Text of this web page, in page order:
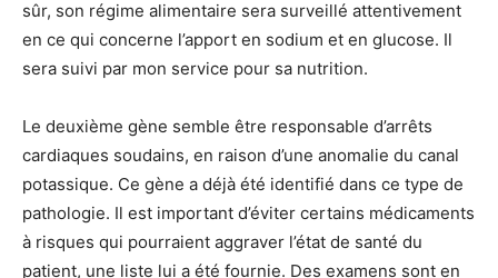
sûr, son régime alimentaire sera surveillé attentivement
en ce qui concerne l’apport en sodium et en glucose. Il
sera suivi par mon service pour sa nutrition.
Le deuxième gène semble être responsable d’arrêts
cardiaques soudains, en raison d’une anomalie du canal
potassique. Ce gène a déjà été identifié dans ce type de
pathologie. Il est important d’éviter certains médicaments
à risques qui pourraient aggraver l’état de santé du
patient, une liste lui a été fournie. Des examens sont en